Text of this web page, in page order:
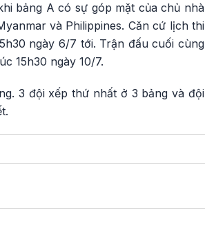
bảng A có sự góp mặt của chủ nhà
và Philippines. Căn cứ lịch thi
ngày 6/7 tới. Trận đấu cuối cùng
15h30 ngày 10/7.
3 đội xếp thứ nhất ở 3 bảng và đội